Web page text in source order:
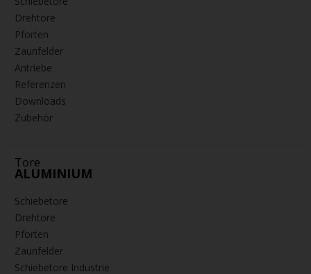
Drehtore
Pforten
Zaunfelder
Antriebe
Referenzen
Downloads
Zubehör
Tore
ALUMINIUM
Schiebetore
Drehtore
Pforten
Zaunfelder
Schiebetore Industrie